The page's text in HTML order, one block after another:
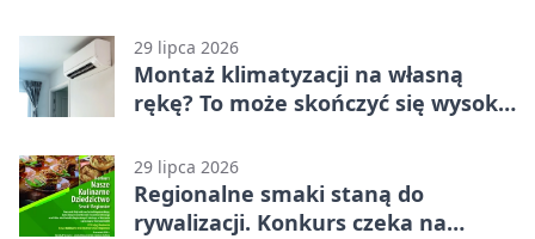
29 lipca 2026
Montaż klimatyzacji na własną
rękę? To może skończyć się wysoką
29 lipca 2026
Regionalne smaki staną do
rywalizacji. Konkurs czeka na